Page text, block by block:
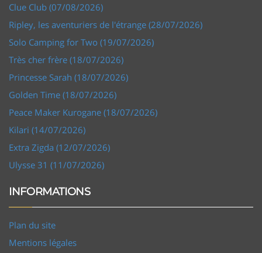
Clue Club (07/08/2026)
Ripley, les aventuriers de l'étrange (28/07/2026)
Solo Camping for Two (19/07/2026)
Très cher frère (18/07/2026)
Princesse Sarah (18/07/2026)
Golden Time (18/07/2026)
Peace Maker Kurogane (18/07/2026)
Kilari (14/07/2026)
Extra Zigda (12/07/2026)
Ulysse 31 (11/07/2026)
INFORMATIONS
Plan du site
Mentions légales